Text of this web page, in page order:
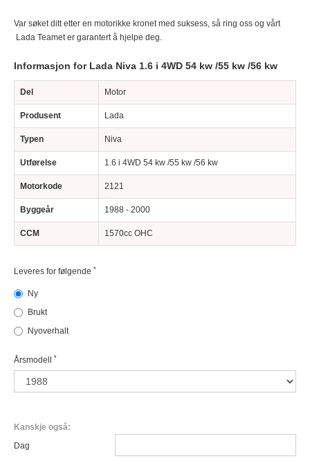
Var søket ditt etter en motorikke kronet med suksess, så ring oss og vårt
Lada Teamet er garantert å hjelpe deg.
Informasjon for Lada Niva 1.6 i 4WD 54 kw /55 kw /56 kw
Del Motor
Produsent Lada
Typen Niva
Utførelse 1.6 i 4WD 54 kw /55 kw /56 kw
Motorkode 2121
Byggeår 1988 - 2000
CCM 1570cc OHC
Leveres for følgende *
Ny
Brukt
Nyoverhalt
Årsmodell *
Kanskje også:
Dag